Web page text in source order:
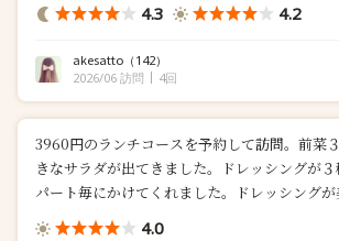
込） コース内容...
4.3 4.2
akesatto （142）
2026/06 訪問
4回
3960円のランチコースを予約して訪問。前菜
きなサラダが出てきました。ドレッシングが
パート毎にかけてくれました。ドレッシング
新...
4.0